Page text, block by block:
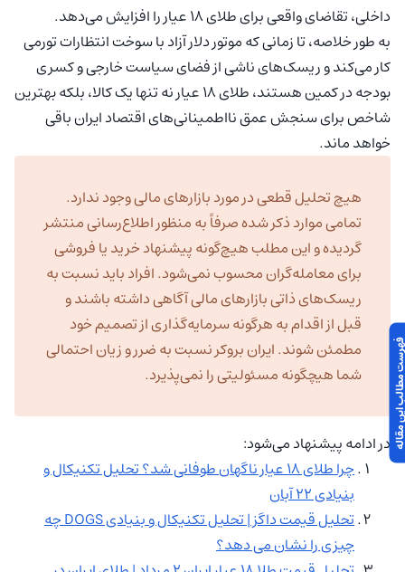
داخلی، تقاضای واقعی برای طلای ۱۸ عیار را افزایش می‌دهد.
به طور خلاصه، تا زمانی که موتور دلار آزاد با سوخت انتظارات تورمی
کار می‌کند و ریسک‌های ناشی از فضای سیاست خارجی و کسری
بودجه در کمین هستند، طلای ۱۸ عیار نه تنها یک کالا، بلکه بهترین
شاخص برای سنجش عمق نااطمینانی‌های اقتصاد ایران باقی
خواهد ماند.
هیچ تحلیل قطعی در مورد بازارهای مالی وجود ندارد.
تمامی موارد ذکر شده صرفاً به منظور اطلاع‌رسانی منتشر
گردیده و این مطلب هیچ‌گونه پیشنهاد خرید یا فروشی
برای معامله‌گران محسوب نمی‌شود. افراد باید نسبت به
ریسک‌های ذاتی بازارهای مالی آگاهی داشته باشند و
قبل از اقدام به هرگونه سرمایه‌گذاری از تصمیم خود
مطمئن شوند. ایران بروکر نسبت به ضرر و زیان احتمالی
شما هیچگونه مسئولیتی را نمی‌پذیرد.
در ادامه پیشنهاد می‌شود:
چرا طلای ۱۸ عیار ناگهان طوفانی شد؟ تحلیل تکنیکال و
بنیادی ۲۲ آبان
تحلیل قیمت داگز | تحلیل تکنیکال و بنیادی DOGS چه
چیزی را نشان می دهد؟
مقاله